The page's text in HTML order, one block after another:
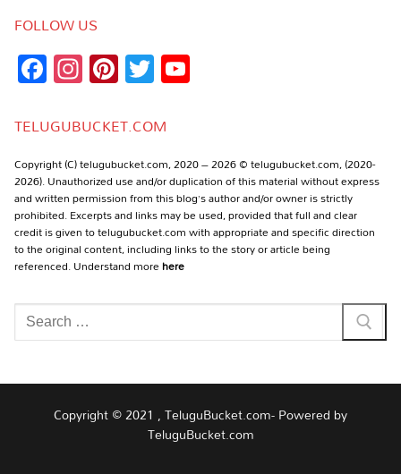
FOLLOW US
Facebook
Instagram
Pinterest
Twitter
TELUGUBUCKET.COM
Copyright (C) telugubucket.com, 2020 – 2026 © telugubucket.com, (2020-
2026). Unauthorized use and/or duplication of this material without express
and written permission from this blog’s author and/or owner is strictly
prohibited. Excerpts and links may be used, provided that full and clear
credit is given to telugubucket.com with appropriate and specific direction
to the original content, including links to the story or article being
referenced. Understand morehere
Search
for:
Copyright © 2021 , TeluguBucket.com- Powered by
TeluguBucket.com